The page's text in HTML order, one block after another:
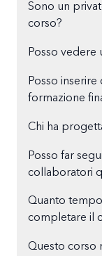
Sono un
corso?
Posso
Posso
formazione
Chi ha
Posso far
collaboratori
Quanto
completare il
Questo corso